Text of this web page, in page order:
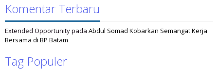
Komentar Terbaru
Extended Opportunitypada Abdul Somad Kobarkan Semangat Kerja
Bersama di BP Batam
Tag Populer